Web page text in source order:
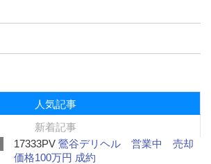
人気記事
新着記事
17333PV鶯谷デリヘル 営業中 売却
価格100万円 成約